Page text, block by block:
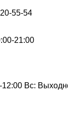
55-54
21:00
Вс: